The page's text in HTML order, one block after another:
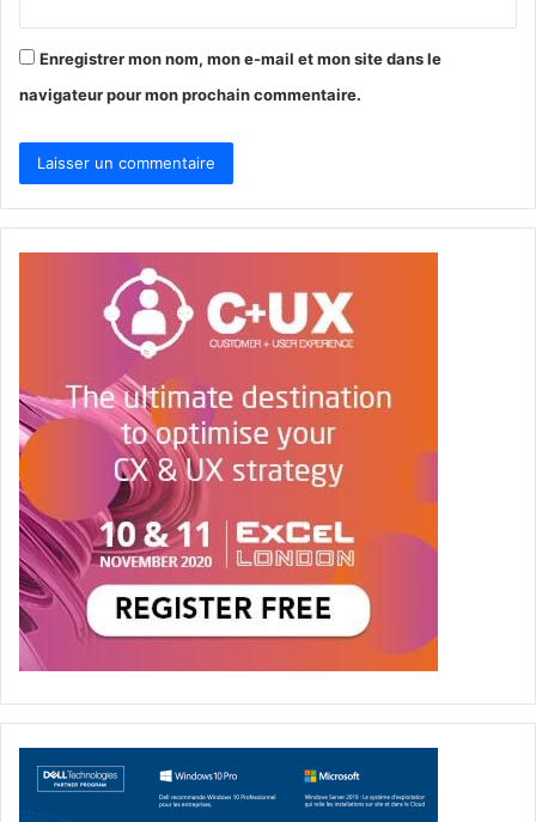
Enregistrer mon nom, mon e-mail et mon site dans le
navigateur pour mon prochain commentaire.